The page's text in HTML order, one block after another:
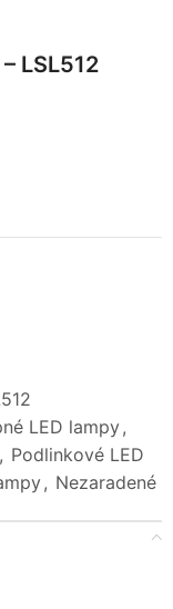
LSL512
LED lampy,
, Podlinkové LED
, Nezaradené